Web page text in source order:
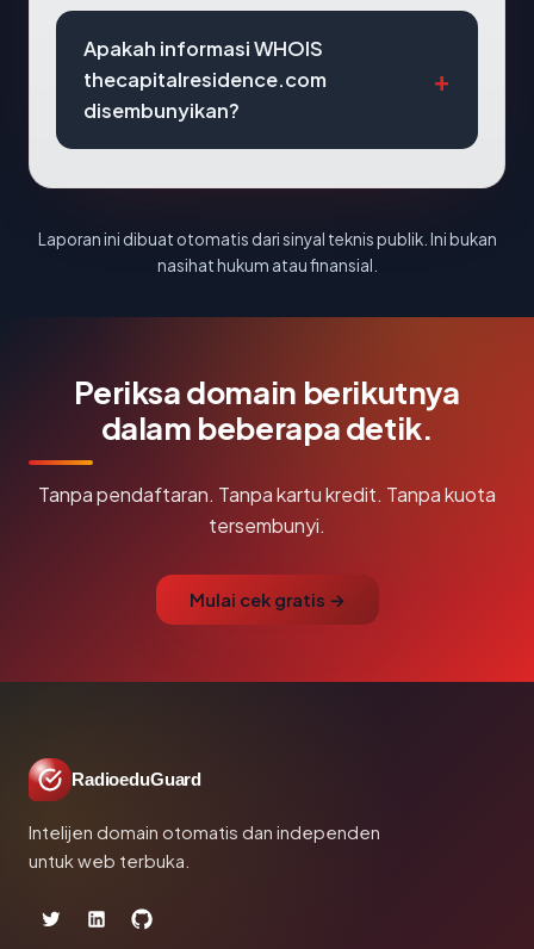
Apakah informasi WHOIS
thecapitalresidence.com
disembunyikan?
Laporan ini dibuat otomatis dari sinyal teknis publik. Ini bukan
nasihat hukum atau finansial.
Periksa domain berikutnya
dalam beberapa detik.
Tanpa pendaftaran. Tanpa kartu kredit. Tanpa kuota
tersembunyi.
Mulai cek gratis →
RadioeduGuard
Intelijen domain otomatis dan independen
untuk web terbuka.